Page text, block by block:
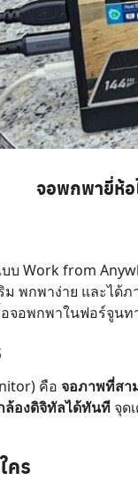
จอพกพายี่ห้อ
บ Work from
ม พกพาง่าย และได้
จอพกพาในฟอร์จูนท
คือ จอภาพที่สา
ล้องดิจิทัลได้ทันที จุด
คร